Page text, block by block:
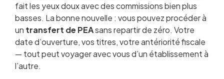
Les frais de transfert de PEA : ce que vous
paierez vraiment
Les courtiers qui remboursent les frais de
transfert en 2026
La procédure de transfert étape par étape
Délais réels du transfert : ce qu’on ne vous dit
fait les yeux doux avec des commissions bien plus
basses. La bonne nouvelle : vous pouvez procéder à
un transfert de PEAsans repartir de zéro. Votre
date d’ouverture, vos titres, votre antériorité fiscale
— tout peut voyager avec vous d’un établissement à
l’autre.